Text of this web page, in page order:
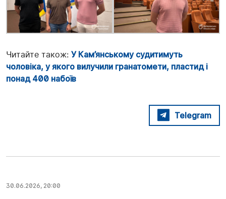
Читайте також: У Кам’янському судитимуть
чоловіка, у якого вилучили гранатомети, пластид і
понад 400 набоїв
Telegram
30.06.2026, 20:00